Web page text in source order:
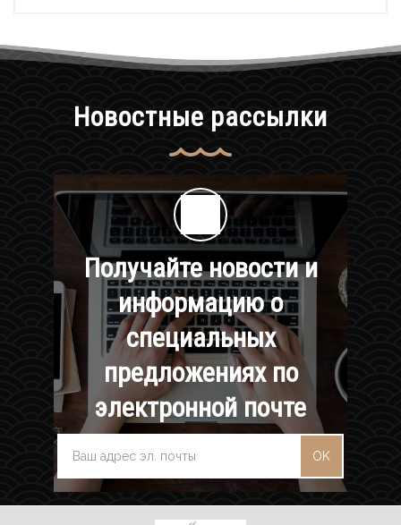
Новостные рассылки
Получайте новости и
информацию о
специальных
предложениях по
электронной почте
OK